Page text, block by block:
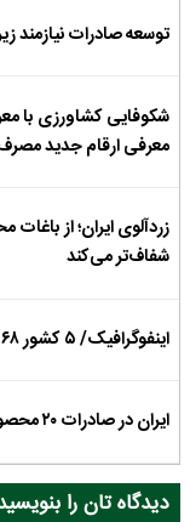
توسعه صادرات
شکوفایی کشاورزی با
معرفی ارقام جدید
زردآلوی ایران؛ از
شفاف‌تر می‌کند
اینفوگرافیک/ ۵ کشور ۶۸ درصد محصولات کشاورزی ایران را می‌خرند
ایران در صادرات ۲۰ محصول کشاورزی رتبه یک تا ۱۰ را دارد
دیدگاه تان را